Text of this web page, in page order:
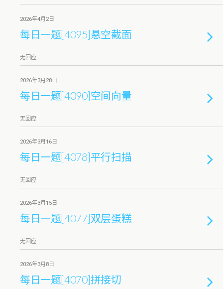
2026年4月2日
每日一题[4095]悬空截面
无回应
2026年3月28日
每日一题[4090]空间向量
无回应
2026年3月16日
每日一题[4078]平行扫描
无回应
2026年3月15日
每日一题[4077]双层蛋糕
无回应
2026年3月8日
每日一题[4070]拼接切